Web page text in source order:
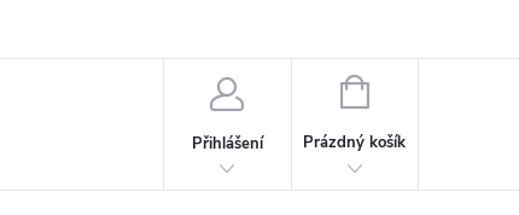
Přihlášení
NÁKUPNÍ
Prázdný košík